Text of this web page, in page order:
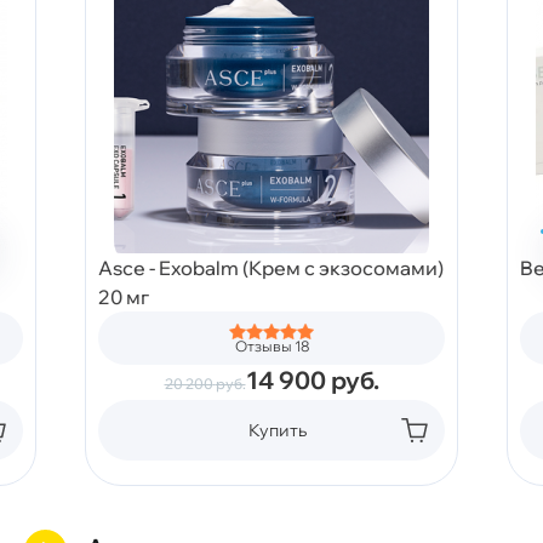
Asce - Exobalm (Крем с экзосомами)
20 мг
Отзывы 18
20 200руб.14 900 руб.
Купить